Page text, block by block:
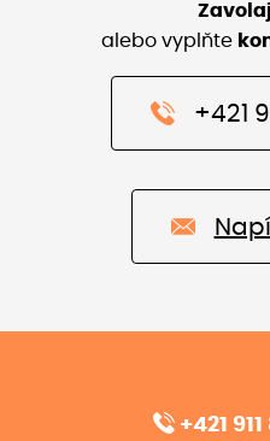
alebo vyplňte
+421
+421